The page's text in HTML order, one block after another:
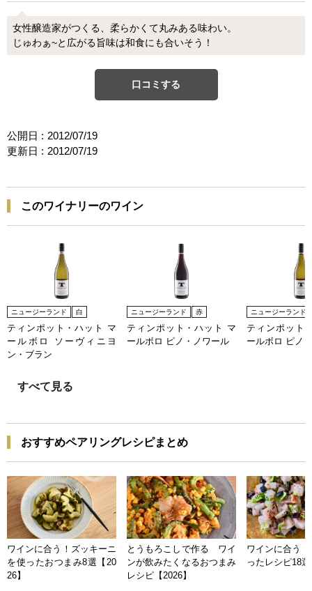
女性醸造家がつくる、柔らかくて丸みある味わい。
じゅわぁ~と広がる旨味は和食にも合いそう！
口コミする
公開日 : 2012/07/19
更新日 : 2012/07/19
このワイナリーのワイン
ニュージーランド 白
ティンポット・ハット マ
ールボロ ソーヴィニヨ
ン・ブラン
ニュージーランド 赤
ティンポット・ハット マ
ールボロ ピノ・ノワール
ニュージーランド
ティンポット
ールボロ ピノ
すべて見る
おすすめペアリングレシピまとめ
ワインに合う！ズッキーニ
を使ったおつまみ8選【20
26】
とうもろこしで作る ワイ
ンが飲みたくなるおつまみ
レシピ【2026】
ワインに合う
ったレシピ18